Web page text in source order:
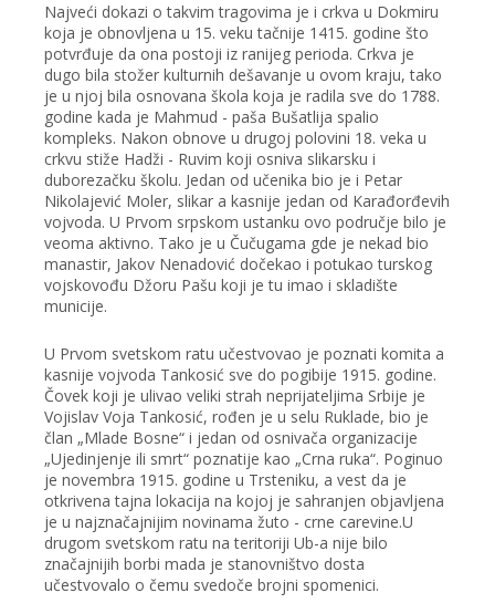
Najveći dokazi o takvim tragovima je i crkva u Dokmiru
koja je obnovljena u 15. veku tačnije 1415. godine što
potvrđuje da ona postoji iz ranijeg perioda. Crkva je
dugo bila stožer kulturnih dešavanje u ovom kraju, tako
je u njoj bila osnovana škola koja je radila sve do 1788.
godine kada je Mahmud - paša Bušatlija spalio
kompleks. Nakon obnove u drugoj polovini 18. veka u
crkvu stiže Hadži - Ruvim koji osniva slikarsku i
duborezačku školu. Jedan od učenika bio je i Petar
Nikolajević Moler, slikar a kasnije jedan od Karađorđevih
vojvoda. U Prvom srpskom ustanku ovo područje bilo je
veoma aktivno. Tako je u Čučugama gde je nekad bio
manastir, Jakov Nenadović dočekao i potukao turskog
vojskovođu Džoru Pašu koji je tu imao i skladište
municije.
U Prvom svetskom ratu učestvovao je poznati komita a
kasnije vojvoda Tankosić sve do pogibije 1915. godine.
Čovek koji je ulivao veliki strah neprijateljima Srbije je
Vojislav Voja Tankosić, rođen je u selu Ruklade, bio je
član „Mlade Bosne“ i jedan od osnivača organizacije
„Ujedinjenje ili smrt“ poznatije kao „Crna ruka“. Poginuo
je novembra 1915. godine u Trsteniku, a vest da je
otkrivena tajna lokacija na kojoj je sahranjen objavljena
je u najznačajnijim novinama žuto - crne carevine.U
drugom svetskom ratu na teritoriji Ub-a nije bilo
značajnijih borbi mada je stanovništvo dosta
učestvovalo o čemu svedoče brojni spomenici.